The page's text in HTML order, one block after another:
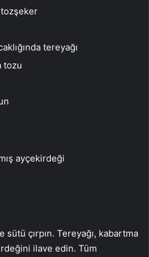
tereyağı
tozu
ayçekirdeği
çırpın. Tereyağı, kabartma
ilave edin. Tüm